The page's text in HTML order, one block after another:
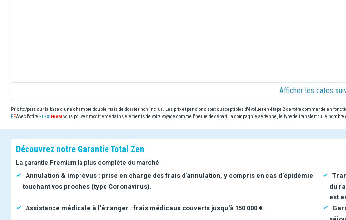
Afficher les dates
Prix ttc/pers sur la base d'une chambre double, frais de dossier non inclus. Les prix et pensions sont susceptibles d'évoluer en étape 2 de votre commande en
Avec l'offre
vous pouvez modifier certains éléments de votre voyage comme l'heure de départ, la compagnie aérienne, le type de transfert ou le nombre
Découvrez notre Garantie Total Zen
La garantie Premium la plus complète du marché.
Annulation & imprévus : prise en charge des frais d'annulation, y compris en cas d'épidémie
touchant vos proches (type Coronavirus).
du
est
Assistance médicale à l'étranger : frais médicaux couverts jusqu'à 150 000 €.